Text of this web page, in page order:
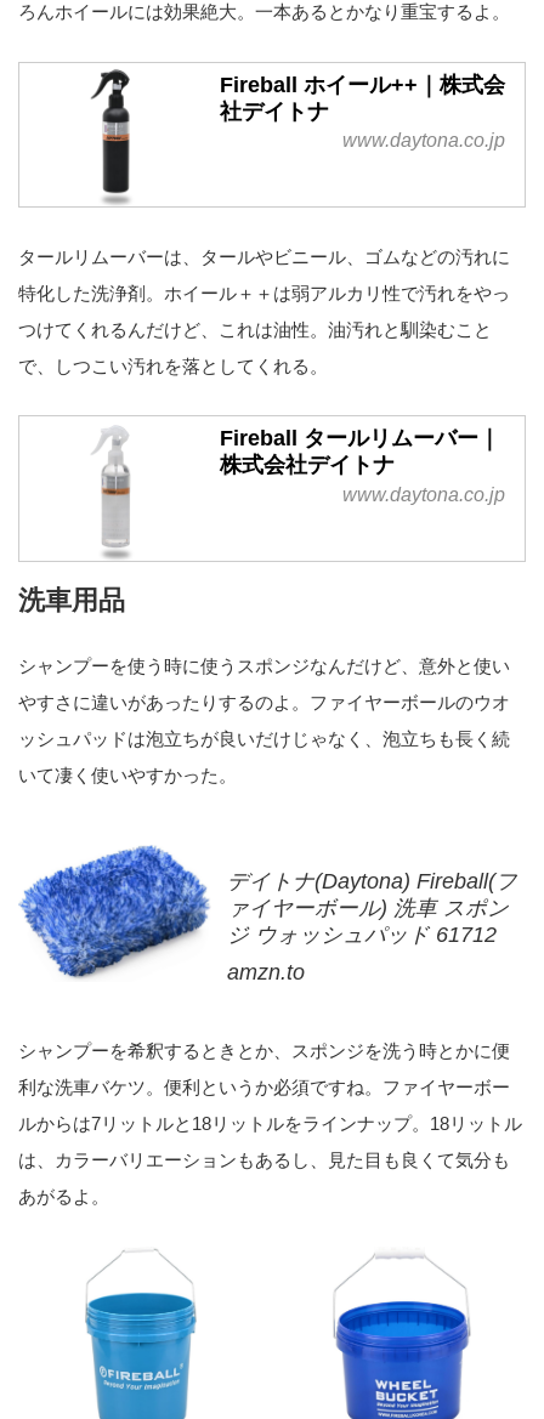
ろんホイールには効果絶大。一本あるとかなり重宝するよ。
Fireball ホイール++｜株式会
社デイトナ
www.daytona.co.jp
タールリムーバーは、タールやビニール、ゴムなどの汚れに
特化した洗浄剤。ホイール＋＋は弱アルカリ性で汚れをやっ
つけてくれるんだけど、これは油性。油汚れと馴染むこと
で、しつこい汚れを落としてくれる。
Fireball タールリムーバー｜
株式会社デイトナ
www.daytona.co.jp
洗車用品
シャンプーを使う時に使うスポンジなんだけど、意外と使い
やすさに違いがあったりするのよ。ファイヤーボールのウオ
ッシュパッドは泡立ちが良いだけじゃなく、泡立ちも長く続
いて凄く使いやすかった。
デイトナ(Daytona) Fireball(フ
ァイヤーボール) 洗車 スポン
ジ ウォッシュパッド 61712
amzn.to
シャンプーを希釈するときとか、スポンジを洗う時とかに便
利な洗車バケツ。便利というか必須ですね。ファイヤーボー
ルからは7リットルと18リットルをラインナップ。18リットル
は、カラーバリエーションもあるし、見た目も良くて気分も
あがるよ。